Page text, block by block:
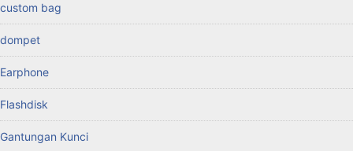
custom bag
dompet
Earphone
Flashdisk
Gantungan Kunci